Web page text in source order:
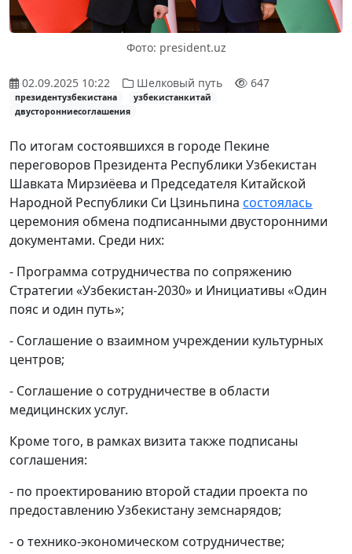
Фото: president.uz
02.09.2025 10:22 Шелковый путь 647
президентузбекистана
узбекистанкитай
двусторонниесоглашения
По итогам состоявшихся в городе Пекине
переговоров Президента Республики Узбекистан
Шавката Мирзиёева и Председателя Китайской
Народной Республики Си Цзиньпина состоялась
церемония обмена подписанными двусторонними
документами. Среди них:
- Программа сотрудничества по сопряжению
Стратегии «Узбекистан-2030» и Инициативы «Один
пояс и один путь»;
- Соглашение о взаимном учреждении культурных
центров;
- Соглашение о сотрудничестве в области
медицинских услуг.
Кроме того, в рамках визита также подписаны
соглашения:
- по проектированию второй стадии проекта по
предоставлению Узбекистану земснарядов;
- о технико-экономическом сотрудничестве;